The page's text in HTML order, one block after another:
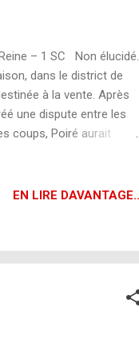
– 1 SC Non élucidé.
dans le district de
à la vente. Après
une dispute entre les
coups, Poiré aurait
c’est à bord du
EN LIRE